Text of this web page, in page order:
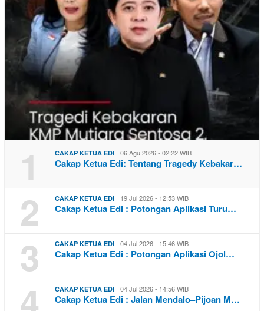
1 CAKAP KETUA EDI 06 Agu 2026 - 02:22 WIB
Cakap Ketua Edi: Tentang Tragedy Kebakar…
2 CAKAP KETUA EDI 19 Jul 2026 - 12:53 WIB
Cakap Ketua Edi : Potongan Aplikasi Turu…
3 CAKAP KETUA EDI 04 Jul 2026 - 15:46 WIB
Cakap Ketua Edi : Potongan Aplikasi Ojol…
CAKAP KETUA EDI 04 Jul 2026 - 14:56 WIB
Cakap Ketua Edi : Jalan Mendalo–Pijoan M…